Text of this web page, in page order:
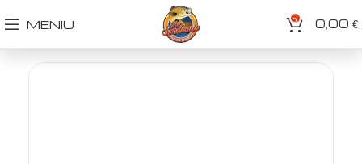
MENIU 0 0,00 €